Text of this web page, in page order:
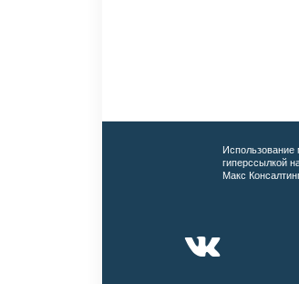
Использование
гиперссылкой
Макс